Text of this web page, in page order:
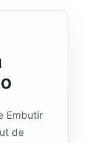
Embutir
de